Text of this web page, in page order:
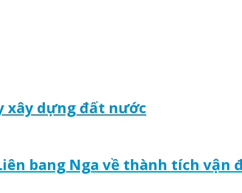
xây dựng đất nước
bang Nga về thành tích vận